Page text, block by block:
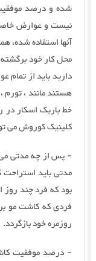
شده و درصد
نیست و عوارض
آنها استفاده شده،
دارید باید از
هستند مانند ،
کلینیک کوروش می
- پس از چه مدتی می
مدتی باید
فردی که کاشت مو
روزمره خود بازگردد.